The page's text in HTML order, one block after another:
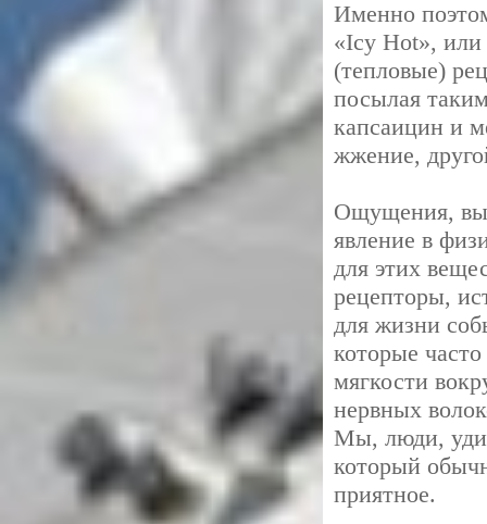
Именно
«Icy Hot»,
(тепловые)
посылая
капсаицин и
жжение,
Ощущения,
явление в
для этих
рецепторы,
для жизни
которые
мягкости
нервных
Мы, люди,
который
приятное.